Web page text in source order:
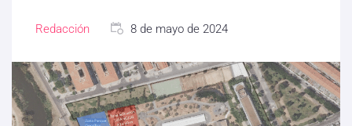
Redacción 8 de mayo de 2024